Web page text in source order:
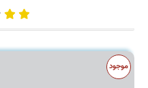
موجود